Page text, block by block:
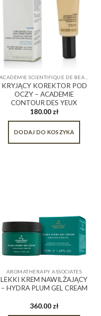
KRYJĄCY KOREKTOR POD
OCZY – ACADEMIE
CONTOUR DES YEUX
180.00 zł
DODAJ DO KOSZYKA
AROMATHERAPY ASSOCIATES
LEKKI KREM NAWILŻAJĄCY
– HYDRA PLUM GEL CREAM
360.00 zł